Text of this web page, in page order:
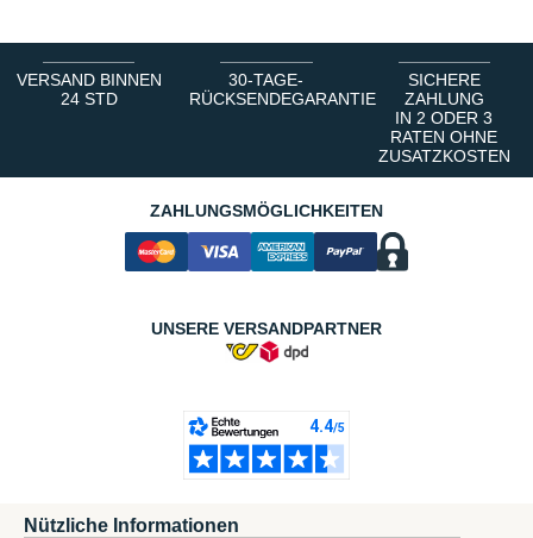
VERSAND BINNEN
24 STD
30-TAGE-
RÜCKSENDEGARANTIE
SICHERE
ZAHLUNG
IN 2 ODER 3
RATEN OHNE
ZUSATZKOSTEN
ZAHLUNGSMÖGLICHKEITEN
UNSERE VERSANDPARTNER
Nützliche Informationen